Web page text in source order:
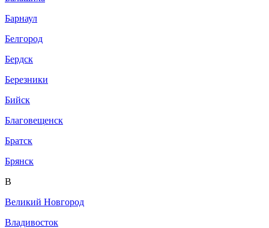
Барнаул
Белгород
Бердск
Березники
Бийск
Благовещенск
Братск
Брянск
В
Великий Новгород
Владивосток